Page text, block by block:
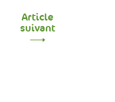
Article
suivant